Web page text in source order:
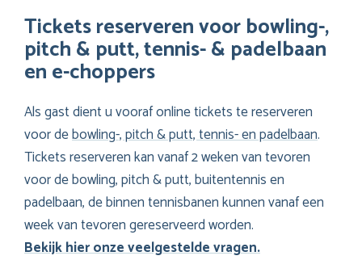
Tickets reserveren voor bowling-,
pitch & putt, tennis- & padelbaan
en e-choppers
Als gast dient u vooraf online tickets te reserveren
voor debowling-, pitch & putt, tennis- en padelbaan.
Tickets reserveren kan vanaf 2 weken van tevoren
voor de bowling, pitch & putt, buitentennis en
padelbaan, de binnen tennisbanen kunnen vanaf een
week van tevoren gereserveerd worden.
Bekijk hier onze veelgestelde vragen.